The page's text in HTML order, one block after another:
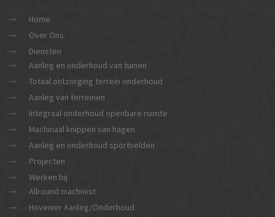
Home
Over Ons
Diensten
Aanleg en onderhoud van tuinen
Totaal ontzorging terrein onderhoud
Aanleg van terreinen
Integraal onderhoud openbare ruimte
Machinaal knippen van hagen
Aanleg en onderhoud sportvelden
Projecten
Werken bij
Allround machinist
Hovenier Aanleg/Onderhoud